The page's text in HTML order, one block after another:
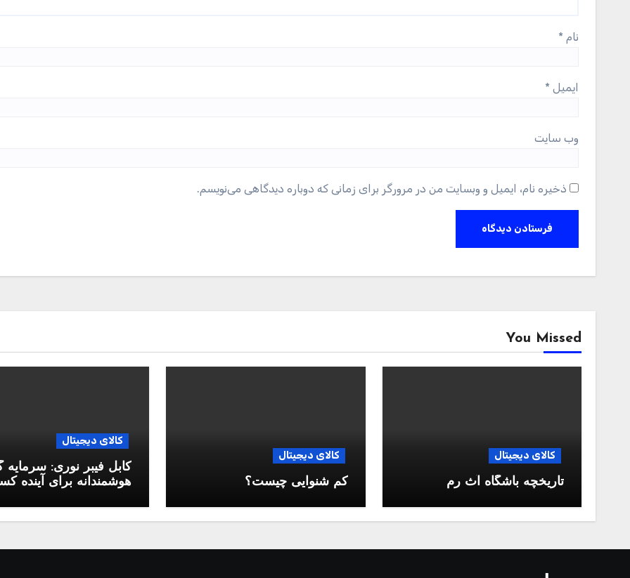
نام *
ایمیل *
وب‌ سایت
ذخیره نام، ایمیل و وبسایت من در مرورگر برای زمانی که دوباره دیدگاهی می‌نویسم.
You Missed
کالای دیجیتال
تاریخچه باشگاه آث رم
کالای دیجیتال
کم شنوایی چیست؟
کالای دیجیتال
کابل فیبر نوری: سرمایه
هوشمندانه برای آینده